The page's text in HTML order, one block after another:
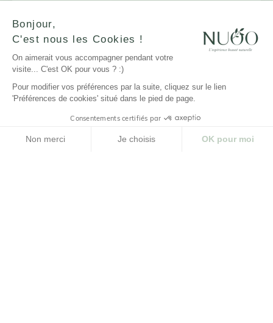
LA MARQUE
NUOO ET VOUS
Bonjour,
C'est nous les Cookies !
On aimerait vous accompagner pendant votre
visite... C'est OK pour vous ? :)
Pour modifier vos préférences par la suite, cliquez sur le lien
'Préférences de cookies' situé dans le pied de page.
Consentements certifiés par
Non merci Je choisis OK pour moi